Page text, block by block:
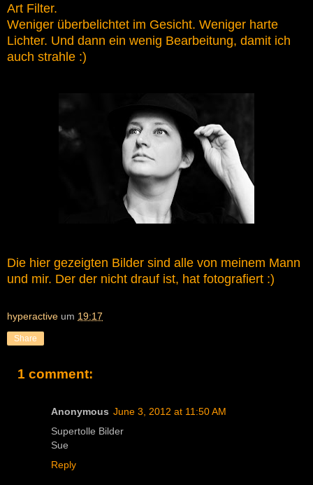
Art Filter.
Weniger überbelichtet im Gesicht. Weniger harte
Lichter. Und dann ein wenig Bearbeitung, damit ich
auch strahle :)
Die hier gezeigten Bilder sind alle von meinem Mann
und mir. Der der nicht drauf ist, hat fotografiert :)
hyperactive um 19:17
Share
1 comment:
Anonymous June 3, 2012 at 11:50 AM
Supertolle Bilder
Sue
Reply